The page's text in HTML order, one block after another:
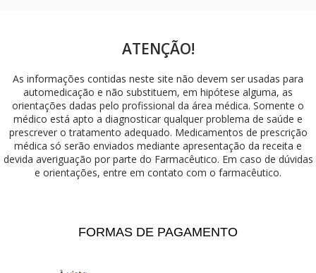
ATENÇÃO!
As informações contidas neste site não devem ser usadas para
automedicação e não substituem, em hipótese alguma, as
orientações dadas pelo profissional da área médica. Somente o
médico está apto a diagnosticar qualquer problema de saúde e
prescrever o tratamento adequado. Medicamentos de prescrição
médica só serão enviados mediante apresentação da receita e
devida averiguação por parte do Farmacêutico. Em caso de dúvidas
e orientações, entre em contato com o farmacêutico.
FORMAS DE PAGAMENTO